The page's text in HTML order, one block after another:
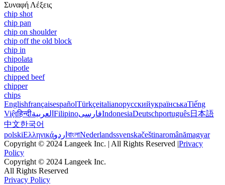
Συναφή Λέξεις
chip shot
chip pan
chip on shoulder
chip off the old block
chip in
chipolata
chipotle
chipped beef
chipper
chips
EnglishfrançaisespañolTürkçeitalianoрусскийукраїнськаTiếng
Việtहिन्दीالعربية FilipinoفارسیIndonesiaDeutschportuguês日本語
中文한국어
polskiΕλληνικάاردو বাংলাNederlandssvenskačeštinaromânămagyar
Copyright © 2024 Langeek Inc. | All Rights Reserved |Privacy
Policy
Copyright © 2024 Langeek Inc.
All Rights Reserved
Privacy Policy